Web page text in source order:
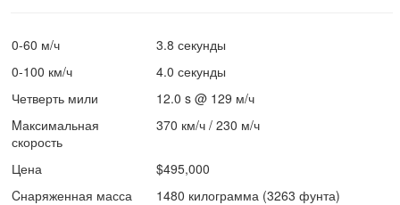
0-60 м/ч
3.8 секунды
0-100 км/ч
4.0 секунды
Четверть мили
12.0 s @ 129 м/ч
Mаксимальная
скорость
370 км/ч / 230 м/ч
Цена
$495,000
Cнаряженная масса
1480 килограмма (3263 фунта)